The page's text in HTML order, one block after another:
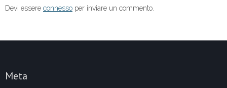
Devi essere connesso per inviare un commento.
Meta